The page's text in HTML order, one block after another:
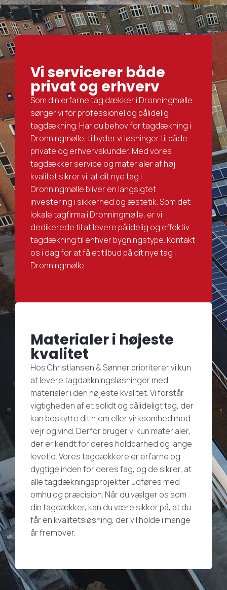
Vi servicerer både
privat og erhverv
Som din erfarne tag dækker i Dronningmølle
sørger vi for professionel og pålidelig
tagdækning. Har du behov for tagdækning i
Dronningmølle, tilbyder vi løsninger til både
private og erhvervskunder. Med vores
tagdækker service og materialer af høj
kvalitet sikrer vi, at dit nye tag i
Dronningmølle bliver en langsigtet
investering i sikkerhed og æstetik. Som det
lokale tagfirma i Dronningmølle, er vi
dedikerede til at levere pålidelig og effektiv
tagdækning til enhver bygningstype. Kontakt
os i dag for at få et tilbud på dit nye tag i
Dronningmølle.
Materialer i højeste
kvalitet
Hos Christiansen & Sønner prioriterer vi kun
at levere tagdækningsløsninger med
materialer i den højeste kvalitet. Vi forstår
vigtigheden af et solidt og pålideligt tag, der
kan beskytte dit hjem eller virksomhed mod
vejr og vind. Derfor bruger vi kun materialer,
der er kendt for deres holdbarhed og lange
levetid. Vores tagdækkere er erfarne og
dygtige inden for deres fag, og de sikrer, at
alle tagdækningsprojekter udføres med
omhu og præcision. Når du vælger os som
din tagdækker, kan du være sikker på, at du
får en kvalitetsløsning, der vil holde i mange
år fremover.